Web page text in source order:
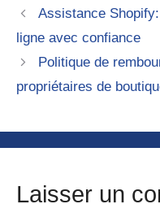
Assistance
ligne avec confiance
Politique de
propriétaires de
Laisser un